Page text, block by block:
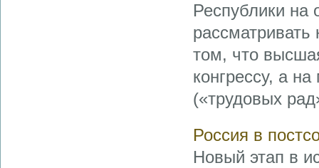
Республики на
рассматривать
том, что
конгрессу, а
(«трудовых
Россия в
Новый этап в